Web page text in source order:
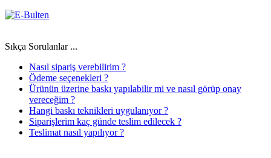
Sıkça Sorulanlar ...
Nasıl sipariş verebilirim ?
Ödeme seçenekleri ?
Ürünün üzerine baskı yapılabilir mi ve nasıl görüp onay
vereceğim ?
Hangi baskı teknikleri uygulanıyor ?
Siparişlerim kaç günde teslim edilecek ?
Teslimat nasıl yapılıyor ?